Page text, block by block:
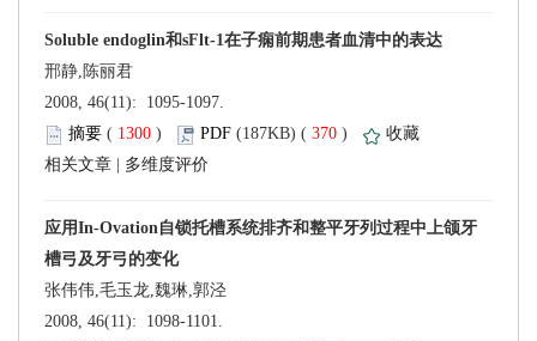
2008, 46(11): 1095-1097.
(
) 370 )
张伟伟,毛玉龙,魏琳,郭泾
2008, 46(11): 1098-1101.